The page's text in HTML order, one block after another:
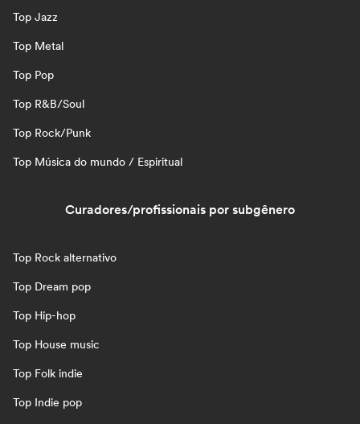
Top Jazz
Top Metal
Top Pop
Top R&B/Soul
Top Rock/Punk
Top Música do mundo / Espiritual
Curadores/profissionais por subgênero
Top Rock alternativo
Top Dream pop
Top Hip-hop
Top House music
Top Folk indie
Top Indie pop